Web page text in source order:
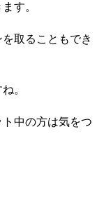
す。
取ることもでき
。
中の方は気をつ